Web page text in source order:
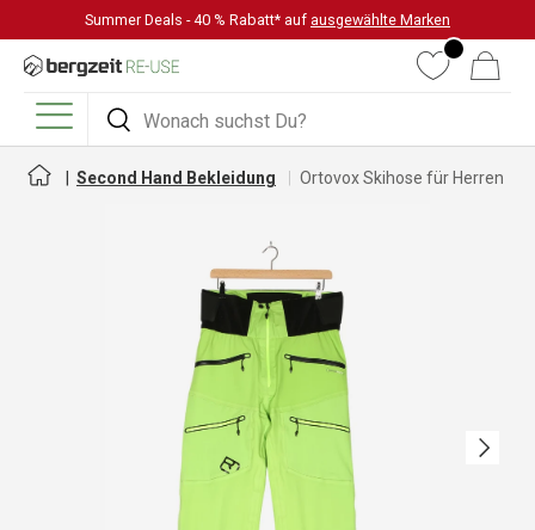
DIREKT ZUM INHALT
Summer Deals - 40 % Rabatt* auf ausgewählte Marken
Suchen
Suchen
WunschlisteWarenkorb
Menü
Second Hand Bekleidung Ortovox Skihose für Herren
Nächste